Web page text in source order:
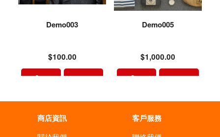
Demo003
$100.00
Demo005
$1,000.00
商店資訊 客戶服務